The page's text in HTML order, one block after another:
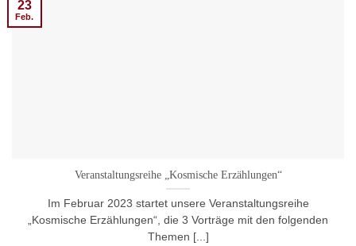
Veranstaltungsreihe „Kosmische Erzählungen“
Im Februar 2023 startet unsere Veranstaltungsreihe
„Kosmische Erzählungen“, die 3 Vorträge mit den folgenden
Themen [...]
23
Feb.